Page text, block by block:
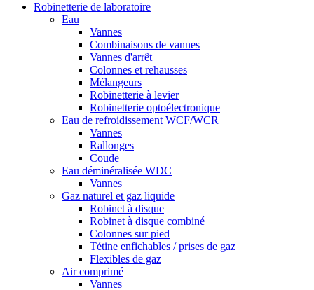
Robinetterie de laboratoire
Eau
Vannes
Combinaisons de vannes
Vannes d'arrêt
Colonnes et rehausses
Mélangeurs
Robinetterie à levier
Robinetterie optoélectronique
Eau de refroidissement WCF/WCR
Vannes
Rallonges
Coude
Eau déminéralisée WDC
Vannes
Gaz naturel et gaz liquide
Robinet à disque
Robinet à disque combiné
Colonnes sur pied
Tétine enfichables / prises de gaz
Flexibles de gaz
Air comprimé
Vannes